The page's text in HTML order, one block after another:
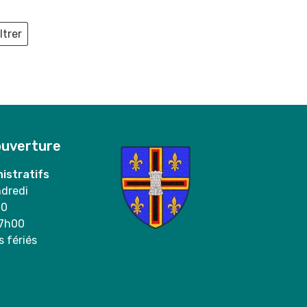
fériés